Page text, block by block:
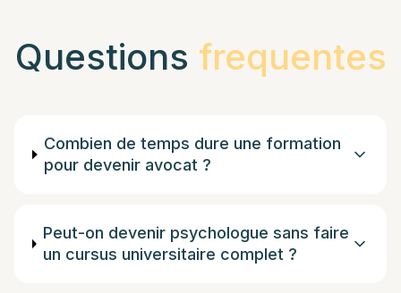
Questions frequentes
Combien de temps dure une formation
pour devenir avocat ?
Peut-on devenir psychologue sans faire
un cursus universitaire complet ?